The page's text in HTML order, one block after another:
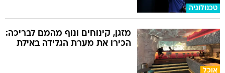
טכנולוגיה
אוכל
מזגן, קינוחים ונוף מהמם לבריכה:
הכירו את מערת הגלידה באילת